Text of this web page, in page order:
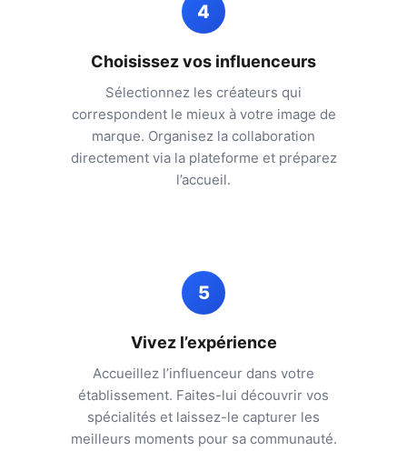
4
Choisissez vos influenceurs
Sélectionnez les créateurs qui
correspondent le mieux à votre image de
marque. Organisez la collaboration
directement via la plateforme et préparez
l’accueil.
5
Vivez l’expérience
Accueillez l’influenceur dans votre
établissement. Faites-lui découvrir vos
spécialités et laissez-le capturer les
meilleurs moments pour sa communauté.